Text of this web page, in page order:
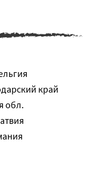
край
обл.